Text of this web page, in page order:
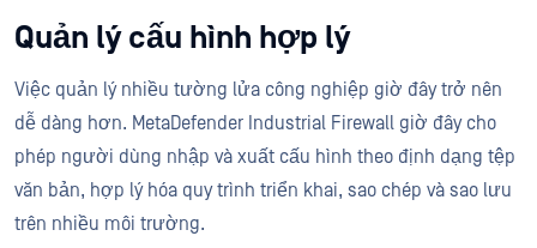
Quản lý cấu hình hợp lý
Việc quản lý nhiều tường lửa công nghiệp giờ đây trở nên
dễ dàng hơn. MetaDefender Industrial Firewall giờ đây cho
phép người dùng nhập và xuất cấu hình theo định dạng tệp
văn bản, hợp lý hóa quy trình triển khai, sao chép và sao lưu
trên nhiều môi trường.